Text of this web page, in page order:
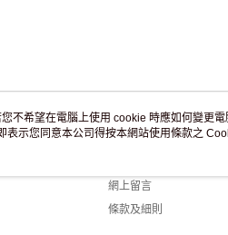
客戶服務
網上留言
條款及細則
不希望在電腦上使用 cookie 時應如何變更
表示您同意本公司得按本網站使用條款之